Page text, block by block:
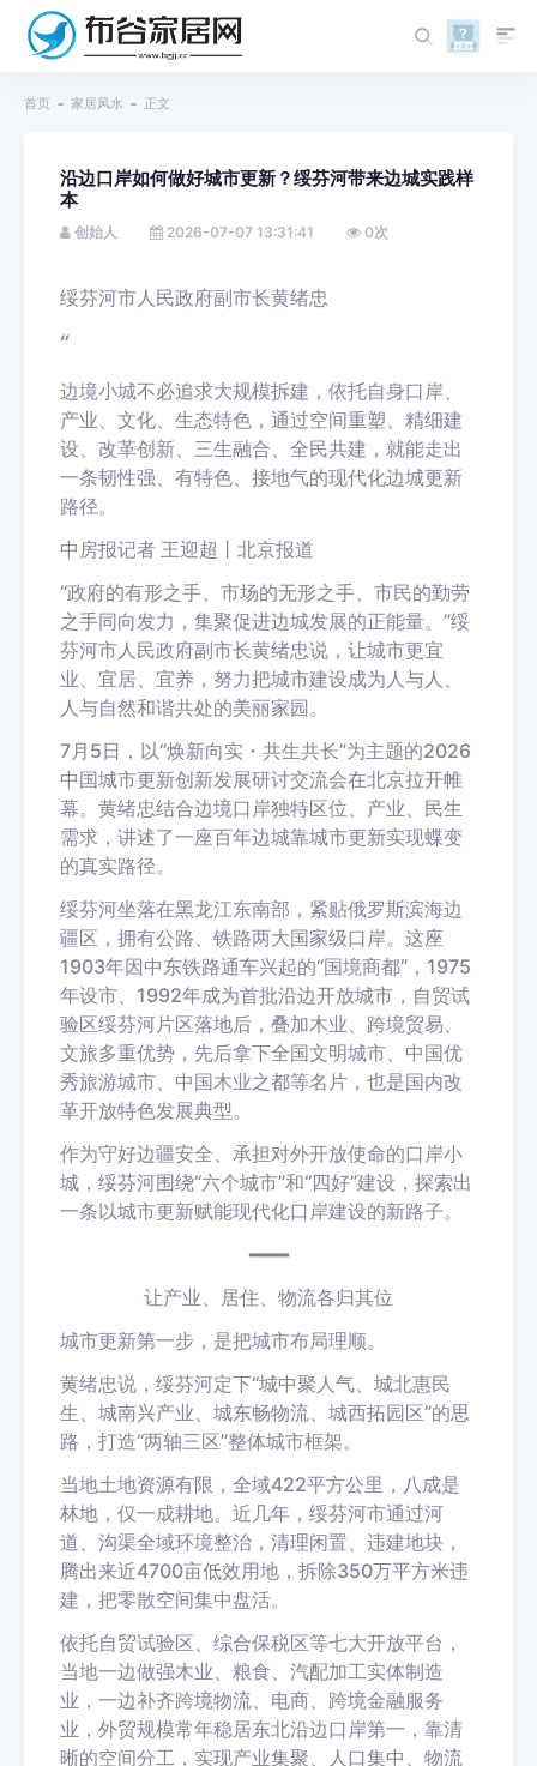
首页 家居风水 正文
沿边口岸如何做好城市更新？绥芬河带来边城实践样
本
创始人 2026-07-07 13:31:41 0次
绥芬河市人民政府副市长黄绪忠
“
边境小城不必追求大规模拆建，依托自身口岸、
产业、文化、生态特色，通过空间重塑、精细建
设、改革创新、三生融合、全民共建，就能走出
一条韧性强、有特色、接地气的现代化边城更新
路径。
中房报记者 王迎超丨北京报道
“政府的有形之手、市场的无形之手、市民的勤劳
之手同向发力，集聚促进边城发展的正能量。”绥
芬河市人民政府副市长黄绪忠说，让城市更宜
业、宜居、宜养，努力把城市建设成为人与人、
人与自然和谐共处的美丽家园。
7月5日，以“焕新向实・共生共长”为主题的2026
中国城市更新创新发展研讨交流会在北京拉开帷
幕。黄绪忠结合边境口岸独特区位、产业、民生
需求，讲述了一座百年边城靠城市更新实现蝶变
的真实路径。
绥芬河坐落在黑龙江东南部，紧贴俄罗斯滨海边
疆区，拥有公路、铁路两大国家级口岸。这座
1903年因中东铁路通车兴起的“国境商都”，1975
年设市、1992年成为首批沿边开放城市，自贸试
验区绥芬河片区落地后，叠加木业、跨境贸易、
文旅多重优势，先后拿下全国文明城市、中国优
秀旅游城市、中国木业之都等名片，也是国内改
革开放特色发展典型。
作为守好边疆安全、承担对外开放使命的口岸小
城，绥芬河围绕“六个城市”和“四好”建设，探索出
一条以城市更新赋能现代化口岸建设的新路子。
━━━━
让产业、居住、物流各归其位
城市更新第一步，是把城市布局理顺。
黄绪忠说，绥芬河定下“城中聚人气、城北惠民
生、城南兴产业、城东畅物流、城西拓园区”的思
路，打造“两轴三区”整体城市框架。
当地土地资源有限，全域422平方公里，八成是
林地，仅一成耕地。近几年，绥芬河市通过河
道、沟渠全域环境整治，清理闲置、违建地块，
腾出来近4700亩低效用地，拆除350万平方米违
建，把零散空间集中盘活。
依托自贸试验区、综合保税区等七大开放平台，
当地一边做强木业、粮食、汽配加工实体制造
业，一边补齐跨境物流、电商、跨境金融服务
业，外贸规模常年稳居东北沿边口岸第一，靠清
晰的空间分工，实现产业集聚、人口集中、物流